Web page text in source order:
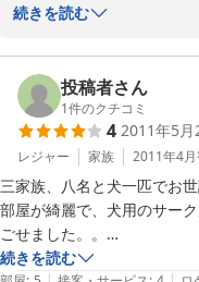
大変な事故でしたが、お
また、お部屋は先月リニ
もお喜びいただけ、大変う
また、斑尾高原へお越し
お待ちしております。
2011-07-20
続きを読む
投稿者さん
1件のクチコミ
4 2011年5月
レジャー 家族 2011年4月
三家族、八名と犬一匹でお世
部屋が綺麗で、犬用のサー
ごせました。。
夕飯のお肉、とても美味しか
続きを読む